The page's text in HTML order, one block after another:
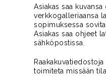
Asiakas saa
verkkogalleriaansa
sopimuksessa
Asiakas saa ohjeet
sähköpostissa.
toimiteta missään